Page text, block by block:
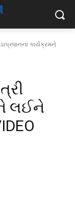
કાર્યક્રમને
લઈને